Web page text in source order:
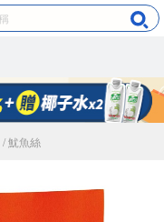
/ 魷魚絲